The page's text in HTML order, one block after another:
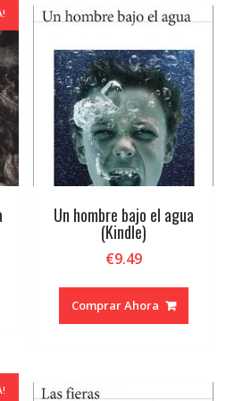
Un hombre bajo el agua
(Kindle)
€9.49
Comprar Ahora